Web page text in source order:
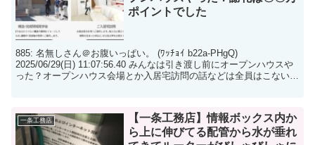
ポイントでした
885: 名無しさん＠お腹いっぱい。 (ﾜｯﾁｮｲ b22a-PHgQ)
2025/06/29(日) 11:07:56.40 みんなは引き渡し前にオープンハウスや
った？オープンハウス会場とか入居宅訪問の話などは全員はこないも
一条工務店
【一条工務店】情報ボックス内か
ら上に伸びてる配管から水が垂れ